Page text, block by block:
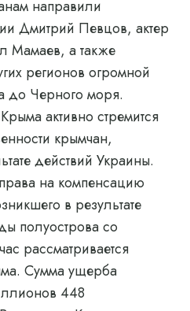
направили
Дмитрий Певцов, актер
Мамаев, а также
регионов огромной
до Черного моря.
активно стремится
крымчан,
действий Украины.
на компенсацию
в результате
полуострова со
рассматривается
Сумма ущерба
448